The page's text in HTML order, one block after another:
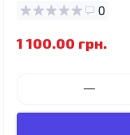
0
1 100.00 грн.